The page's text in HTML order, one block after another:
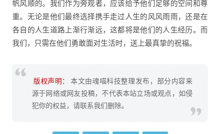
帆风顺的。我们作为旁观者，应该给予他们足够的空间和尊
重。无论是他们最终选择携手走过人生的风风雨雨，还是在
各自的人生道路上渐行渐远，这都将是他们的人生经历。而
我们，只需在他们勇敢面对生活时，送上最真挚的祝福。
版权声明：
本文由魂喵科技整理发布，部分内容来
源于网络或网友投稿，不代表本站立场或观点，如侵
犯你的权益，请联系我们删除。